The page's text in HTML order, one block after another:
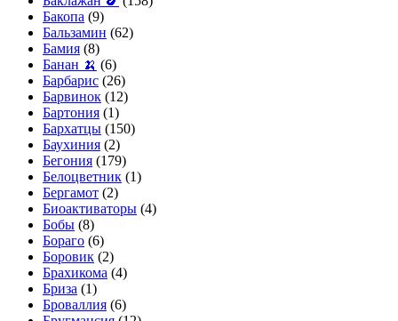
Бакопа (9)
Бальзамин (62)
Бамия (8)
Банан 🍌 (6)
Барбарис (26)
Барвинок (12)
Бартония (1)
Бархатцы (150)
Баухиния (2)
Бегония (179)
Белоцветник (1)
Бергамот (2)
Биоактиваторы (4)
Бобы (8)
Бораго (6)
Боровик (2)
Брахикома (4)
Бриза (1)
Броваллия (6)